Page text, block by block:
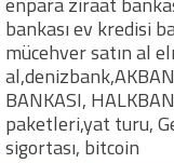
bankası ev kredisi
mücehver satın al
BANKASI,
paketleri,yat turu,
sigortası, bitcoin